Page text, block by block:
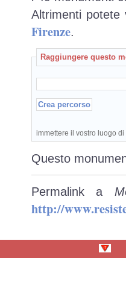
Altrimenti potete
Firenze.
Raggiungere questo
immettere il vostro luogo
Questo
Permalink a
http://